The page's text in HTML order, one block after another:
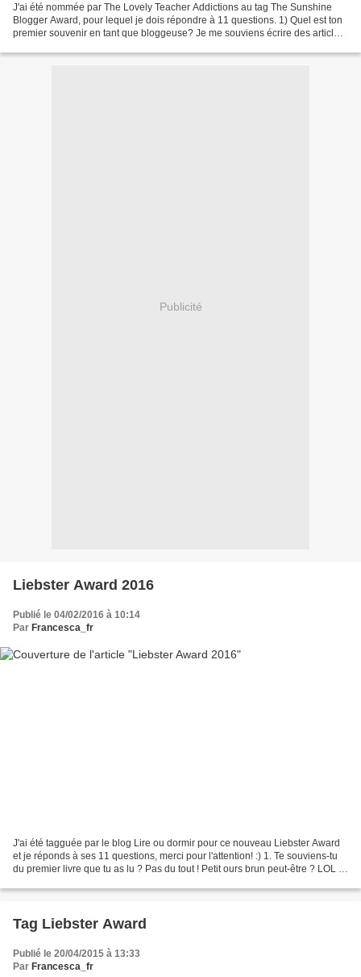
J'ai été nommée par The Lovely Teacher Addictions au tag The Sunshine
Blogger Award, pour lequel je dois répondre à 11 questions. 1) Quel est ton
premier souvenir en tant que bloggeuse? Je me souviens écrire des articles
Publicité
Liebster Award 2016
Publié le 04/02/2016 à 10:14
Par Francesca_fr
J'ai été tagguée par le blog Lire ou dormir pour ce nouveau Liebster Award
et je réponds à ses 11 questions, merci pour l'attention! :) 1. Te souviens-tu
du premier livre que tu as lu ? Pas du tout ! Petit ours brun peut-être ? LOL 2.
Tag Liebster Award
Publié le 20/04/2015 à 13:33
Par Francesca_fr